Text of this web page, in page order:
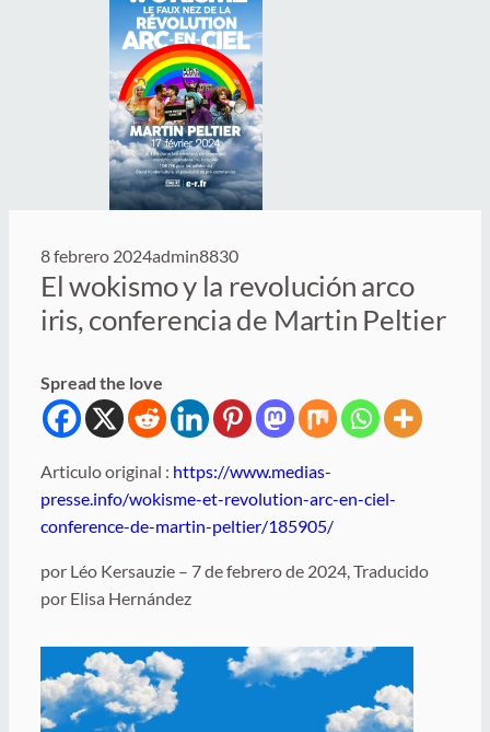
8 febrero 2024admin8830
El wokismo y la revolución arco
iris, conferencia de Martin Peltier
Spread the love
Articulo original : https://www.medias-
presse.info/wokisme-et-revolution-arc-en-ciel-
conference-de-martin-peltier/185905/
por Léo Kersauzie – 7 de febrero de 2024, Traducido
por Elisa Hernández